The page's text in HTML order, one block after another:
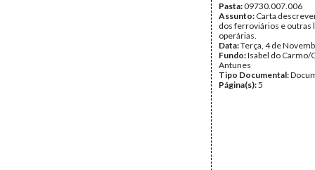
Pasta:09730.007.006
Assunto: Carta
dos ferroviários e outras
operárias.
Data:Terça, 4 de
Fundo:Isabel do Carmo/
Antunes
Tipo Documental:
Página(s):5